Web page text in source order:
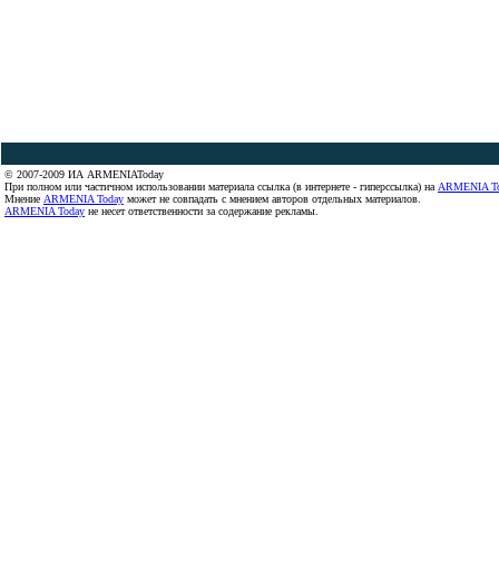
© 2007-2009 ИА ARMENIAToday
При полном или частичном использовании материала ссылка (в интернете - гиперссылка) на ARMENIA
Мнение ARMENIA Today может не совпадать с мнением авторов отдельных материалов.
ARMENIA Today не несет ответственности за содержание рекламы.